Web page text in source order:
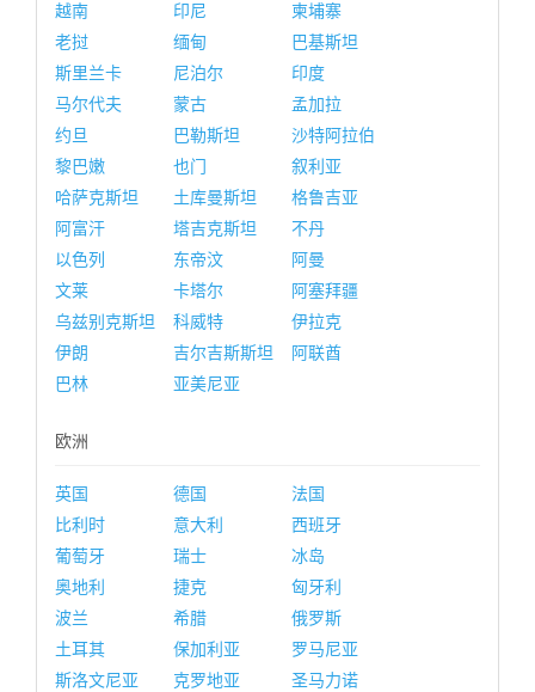
越南
印尼
柬埔寨
老挝
缅甸
巴基斯坦
斯里兰卡
尼泊尔
印度
马尔代夫
蒙古
孟加拉
约旦
巴勒斯坦
沙特阿拉伯
黎巴嫩
也门
叙利亚
哈萨克斯坦
土库曼斯坦
格鲁吉亚
阿富汗
塔吉克斯坦
不丹
以色列
东帝汶
阿曼
文莱
卡塔尔
阿塞拜疆
乌兹别克斯坦
科威特
伊拉克
伊朗
吉尔吉斯斯坦
阿联酋
巴林
亚美尼亚
欧洲
英国 德国
法国
比利时
意大利
西班牙
葡萄牙
瑞士
冰岛
奥地利
捷克
匈牙利
波兰
希腊
俄罗斯
土耳其
保加利亚
罗马尼亚
斯洛文尼亚
克罗地亚
圣马力诺